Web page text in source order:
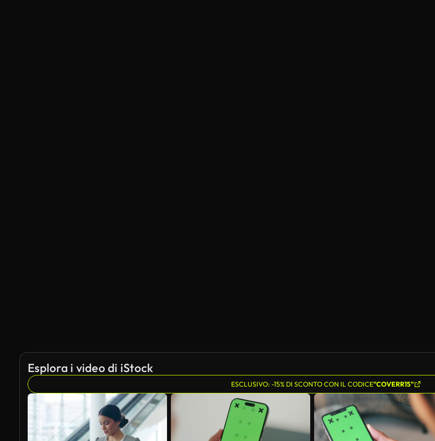
Esplora i video di iStock
ESCLUSIVO: -15% DI SCONTO CON IL CODICE"COVERR15"